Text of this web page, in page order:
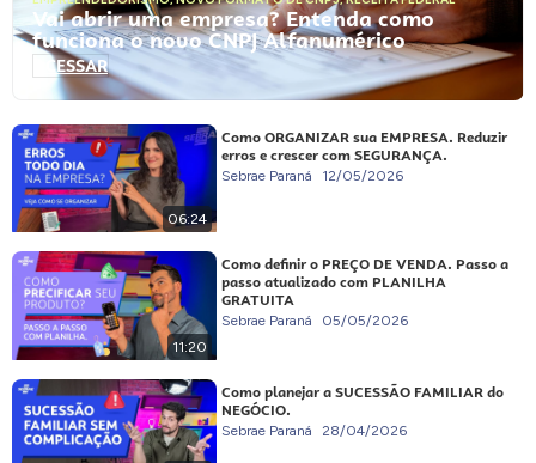
Vai abrir uma empresa? Entenda como
funciona o novo CNPJ Alfanumérico
ACESSAR
06:24
Como ORGANIZAR sua EMPRESA. Reduzir
erros e crescer com SEGURANÇA.
Sebrae Paraná 12/05/2026
11:20
Como definir o PREÇO DE VENDA. Passo a
passo atualizado com PLANILHA
GRATUITA
Sebrae Paraná 05/05/2026
Como planejar a SUCESSÃO FAMILIAR do
NEGÓCIO.
Sebrae Paraná 28/04/2026